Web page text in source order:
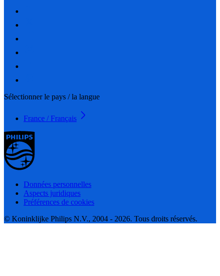
Sélectionner le pays / la langue
France / Français
Données personnelles
Aspects juridiques
Préférences de cookies
© Koninklijke Philips N.V., 2004 - 2026. Tous droits réservés.